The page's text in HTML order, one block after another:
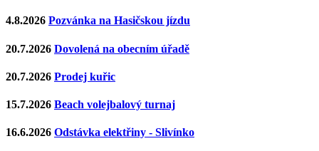
4.8.2026 Pozvánka na Hasičskou jízdu
20.7.2026 Dovolená na obecním úřadě
20.7.2026 Prodej kuřic
15.7.2026 Beach volejbalový turnaj
16.6.2026 Odstávka elektřiny - Slivínko